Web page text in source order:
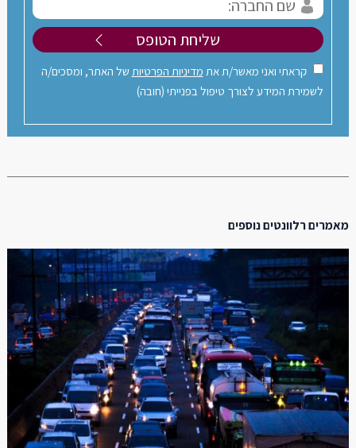
קראתי ואני מאשר/ת את מדיניות הפרטיות של האתר, ומסכים/ה
לשמירת המידע לצורך טיפול בפנייתי (חובה)
מאמרים רלוונטים נוספים